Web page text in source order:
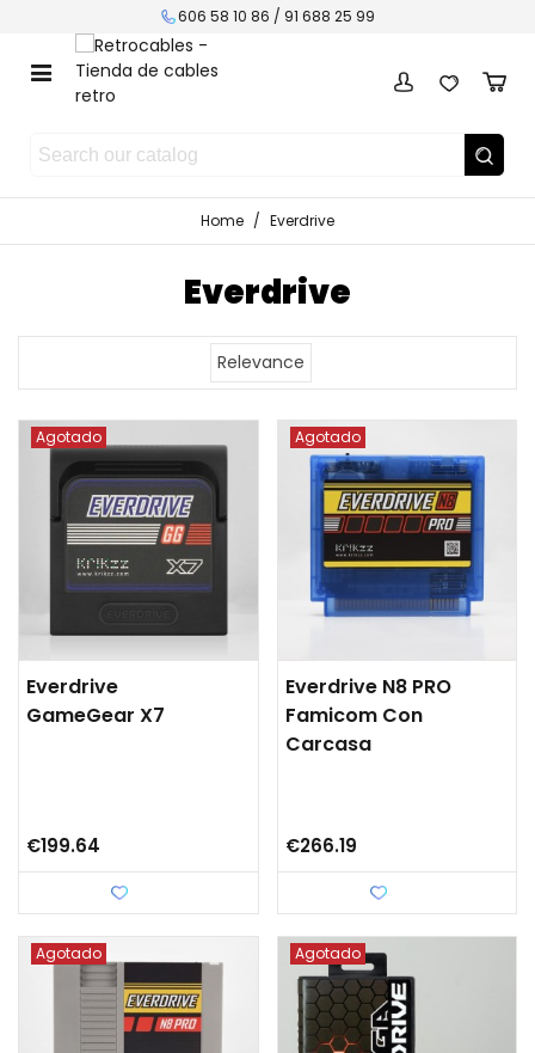
606 58 10 86 / 91 688 25 99
Home / Everdrive
Everdrive
Relevance
Agotado
Everdrive
GameGear X7
€199.64
Agotado
Everdrive N8 PRO
Famicom Con
Carcasa
€266.19
Agotado Agotado